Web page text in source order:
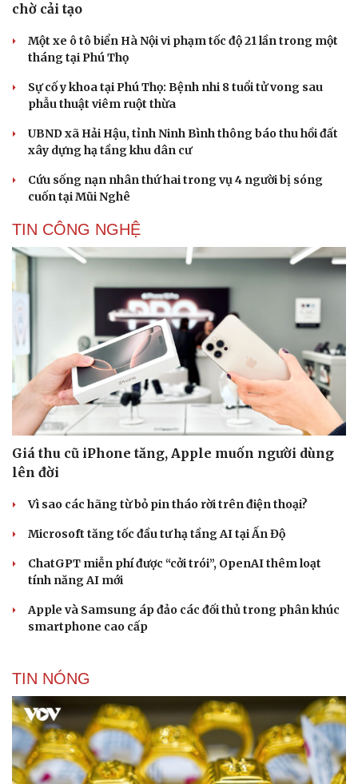
Cải chính
chờ cải tạo
Một xe ô tô biển Hà Nội vi phạm tốc độ 21 lần trong một
tháng tại Phú Thọ
Sự cố y khoa tại Phú Thọ: Bệnh nhi 8 tuổi tử vong sau
phẫu thuật viêm ruột thừa
UBND xã Hải Hậu, tỉnh Ninh Bình thông báo thu hồi đất
xây dựng hạ tầng khu dân cư
Cứu sống nạn nhân thứ hai trong vụ 4 người bị sóng
cuốn tại Mũi Nghê
TIN CÔNG NGHỆ
Giá thu cũ iPhone tăng, Apple muốn người dùng
lên đời
Vì sao các hãng từ bỏ pin tháo rời trên điện thoại?
Microsoft tăng tốc đầu tư hạ tầng AI tại Ấn Độ
ChatGPT miễn phí được “cởi trói”, OpenAI thêm loạt
tính năng AI mới
Apple và Samsung áp đảo các đối thủ trong phân khúc
smartphone cao cấp
TIN NÓNG